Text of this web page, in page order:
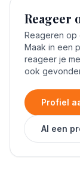
Reageer
Reageren op
Maak in een
reageer je
ook
Profiel
Al een